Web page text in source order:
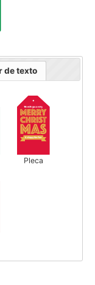
de texto
Pleca